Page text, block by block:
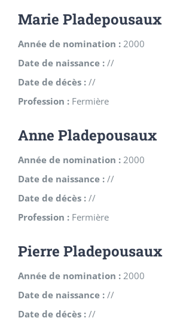
Marie Pladepousaux
Année de nomination : 2000
Date de naissance : //
Date de décès : //
Profession : Fermière
Anne Pladepousaux
Année de nomination : 2000
Date de naissance : //
Date de décès : //
Profession : Fermière
Pierre Pladepousaux
Année de nomination : 2000
Date de naissance : //
Date de décès : //